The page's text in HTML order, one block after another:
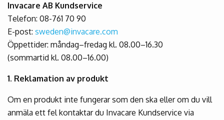
Invacare AB Kundservice
Telefon: 08-761 70 90
E-post: sweden@invacare.com
Öppettider: måndag–fredag kl. 08.00–16.30
(sommartid kl. 08.00–16.00)
1. Reklamation av produkt
Om en produkt inte fungerar som den ska eller om du vill
anmäla ett fel kontaktar du Invacare Kundservice via